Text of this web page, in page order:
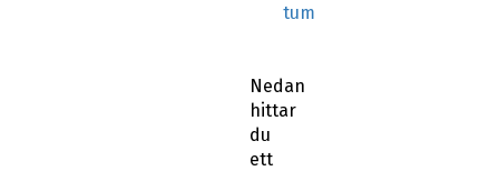
tum
Nedan
hittar
du
ett